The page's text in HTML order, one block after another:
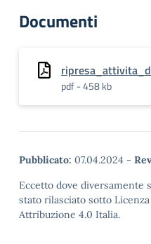
Documenti
pdf - 458 kb
Pubblicato: 07.04.2024 -
Eccetto dove diversamente
stato rilasciato sotto
Attribuzione 4.0 Italia.